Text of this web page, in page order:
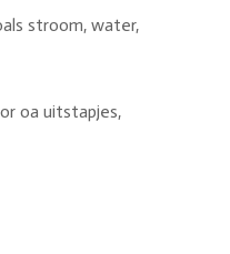
stroom, water,
oa uitstapjes,